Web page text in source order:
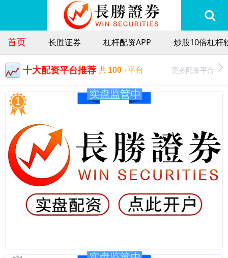
首页 长胜证券 杠杆配资APP 炒股10倍杠杆
十大配资平台推荐 共100+平台 更多配资平台